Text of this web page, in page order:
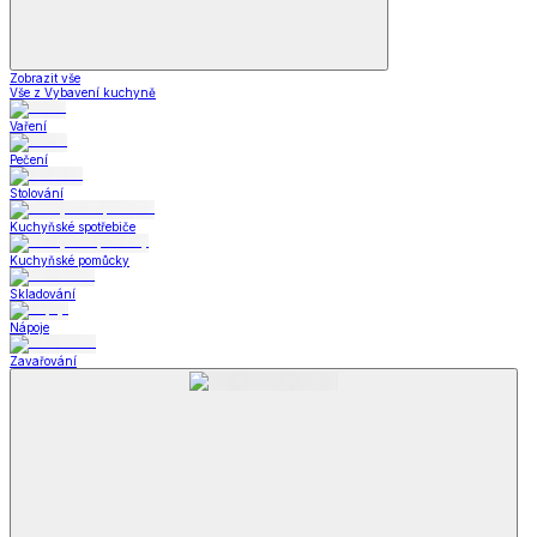
Zobrazit vše
Vše z Vybavení kuchyně
Vaření
Pečení
Stolování
Kuchyňské spotřebiče
Kuchyňské pomůcky
Skladování
Nápoje
Zavařování